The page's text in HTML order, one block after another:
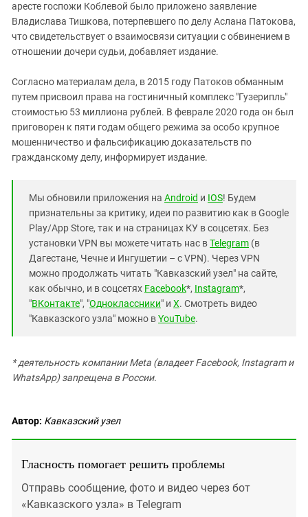
аресте госпожи Коблевой было приложено заявление
Владислава Тишкова, потерпевшего по делу Аслана Патокова,
что свидетельствует о взаимосвязи ситуации с обвинением в
отношении дочери судьи, добавляет издание.
Согласно материалам дела, в 2015 году Патоков обманным
путем присвоил права на гостиничный комплекс "Гузерипль"
стоимостью 53 миллиона рублей. В феврале 2020 года он был
приговорен к пяти годам общего режима за особо крупное
мошенничество и фальсификацию доказательств по
гражданскому делу, информирует издание.
Мы обновили приложения на Android и IOS! Будем
признательны за критику, идеи по развитию как в Google
Play/App Store, так и на страницах КУ в соцсетях. Без
установки VPN вы можете читать нас вTelegram (в
Дагестане, Чечне и Ингушетии – с VPN). Через VPN
можно продолжать читать "Кавказский узел" на сайте,
как обычно, и в соцсетях Facebook*, Instagram*,
"ВКонтакте", "Одноклассники" и X. Смотреть видео
"Кавказского узла" можно вYouTube.
* деятельность компании Meta (владеет Facebook, Instagram и
WhatsApp) запрещена в России.
Автор: Кавказский узел
Гласность помогает решить проблемы
Отправь сообщение, фото и видео через бот
«Кавказского узла» в Telegram